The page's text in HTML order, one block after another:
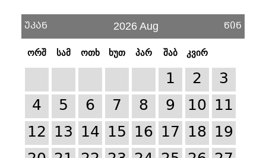
უკან 2026 Aug წინ
ორშ სამ ოთხ ხუთ პარ შაბ კვირ
1 2
3
4
5 6 7 8 9 10 11
12 13 14 15 16 17 18 19